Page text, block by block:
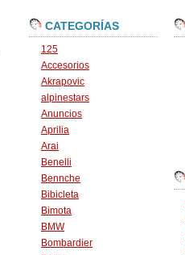
CATEGORÍAS
125
Accesorios
Akrapovic
alpinestars
Anuncios
Aprilia
Arai
Benelli
Bennche
Bibicleta
Bimota
BMW
Bombardier